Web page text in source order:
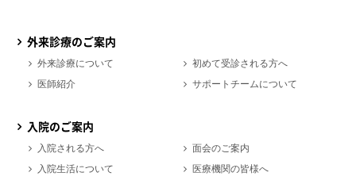
外来診療のご案内
外来診療について
初めて受診される方へ
医師紹介
サポートチームについて
入院のご案内
入院される方へ
面会のご案内
入院生活について
医療機関の皆様へ